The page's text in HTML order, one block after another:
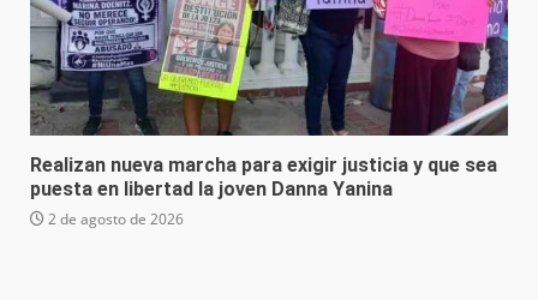
Realizan nueva marcha para exigir justicia y que sea
puesta en libertad la joven Danna Yanina
2 de agosto de 2026